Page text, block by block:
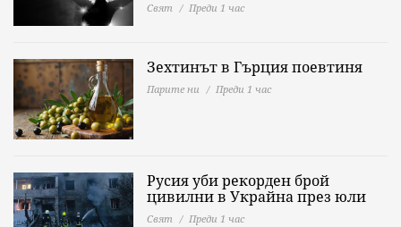
Свят Преди 1 час
Зехтинът в Гърция поевтиня
Парите ни Преди 1 час
Русия уби рекорден брой
цивилни в Украйна през юли
Свят Преди 1 час